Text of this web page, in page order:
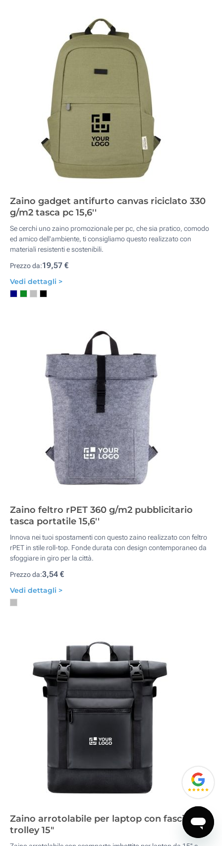
Zaino gadget antifurto canvas riciclato 330
g/m2 tasca pc 15,6''
Se cerchi uno zaino promozionale per pc, che sia pratico, comodo
ed amico dell'ambiente, ti consigliamo questo realizzato con
materiali resistenti e sostenibili.
Prezzo da:19,57 €
Vedi dettagli >
Zaino feltro rPET 360 g/m2 pubblicitario
tasca portatile 15,6''
Innova nei tuoi spostamenti con questo zaino realizzato con feltro
rPET in stile roll-top. Fonde durata con design contemporaneo da
sfoggiare in giro per la città.
Prezzo da:3,54 €
Vedi dettagli >
Zaino arrotolabile per laptop con fascia per
trolley 15"